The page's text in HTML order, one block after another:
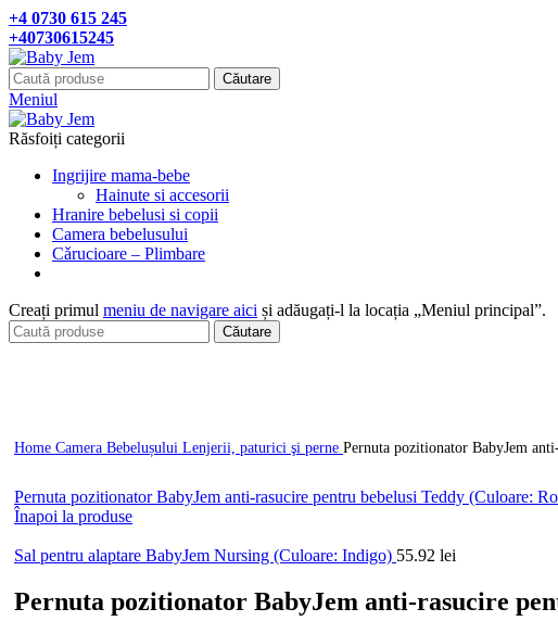
+4 0730 615 245
+40730615245
Căutare
Meniul
Răsfoiți categorii
Ingrijire mama-bebe
Hainute si accesorii
Hranire bebelusi si copii
Camera bebelusului
Cǎrucioare – Plimbare
Creați primul meniu de navigare aici și adăugați-l la locația „Meniul principal”.
Căutare
Home Camera Bebelușului Lenjerii, paturici şi perne Pernuta pozitionator BabyJem
Pernuta pozitionator BabyJem anti-rasucire pentru bebelusi Teddy (Culoare:
Înapoi la produse
Sal pentru alaptare BabyJem Nursing (Culoare: Indigo) 55.92 lei
Pernuta pozitionator BabyJem anti-rasucire